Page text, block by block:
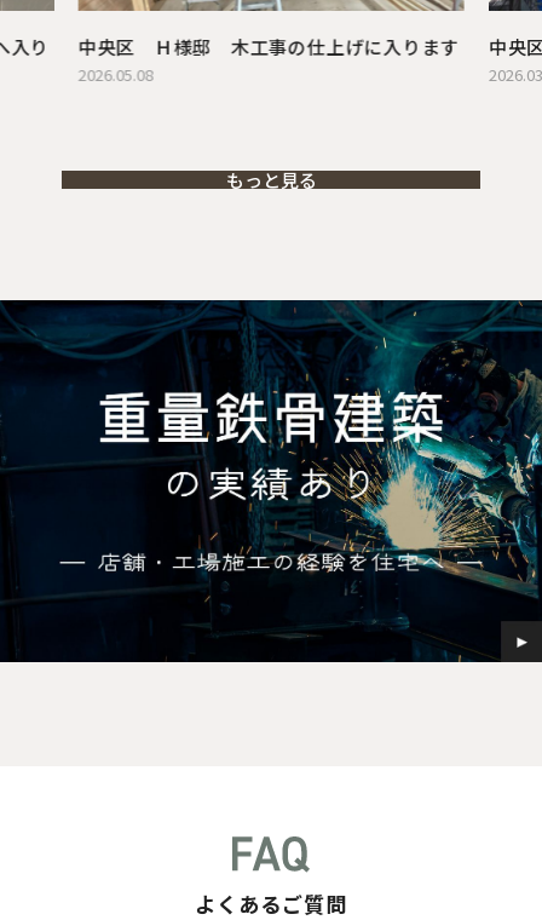
り 中央区 Ｈ様邸 木工事の仕上げに入ります
2026.05.08
中央
もっと見る
よくあるご質問